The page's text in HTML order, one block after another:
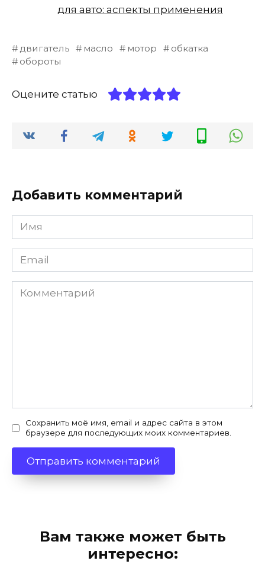
для авто: аспекты применения
двигатель масло мотор
обкатка
обороты
Оцените статью
Добавить комментарий
Имя
Email
Комментарий
Сохранить моё имя, email и адрес сайта в этом
браузере для последующих моих комментариев.
Вам также может быть
интересно: